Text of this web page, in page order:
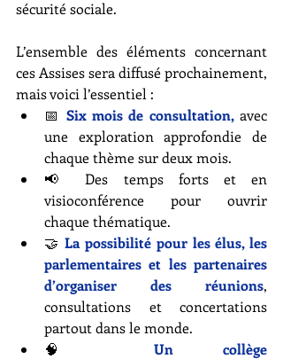
sécurité sociale.
L’ensemble des éléments concernant
ces Assises sera diffusé prochainement,
mais voici l’essentiel :
📅 Six mois de consultation, avec
une exploration approfondie de
chaque thème sur deux mois.
📢 Des temps forts et en
visioconférence pour ouvrir
chaque thématique.
🤝 La possibilité pour les élus, les
parlementaires et les partenaires
d’organiser des réunions,
consultations et concertations
partout dans le monde.
🧠 Un collège